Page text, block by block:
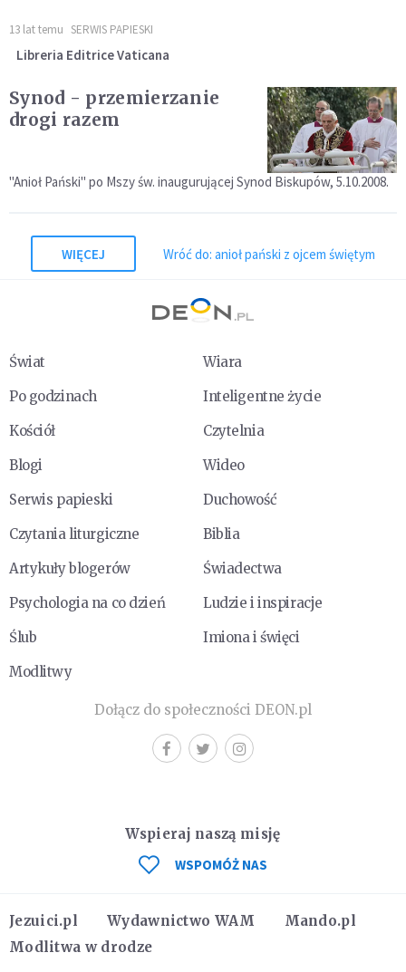
13 lat temu SERWIS PAPIESKI
Libreria Editrice Vaticana
Synod - przemierzanie
drogi razem
"Anioł Pański" po Mszy św. inaugurującej Synod Biskupów, 5.10.2008.
WIĘCEJ Wróć do: anioł pański z ojcem świętym
Świat
Wiara
Po godzinach
Inteligentne życie
Kościół
Czytelnia
Blogi
Wideo
Serwis papieski
Duchowość
Czytania liturgiczne
Biblia
Artykuły blogerów
Świadectwa
Psychologia na co dzień
Ludzie i inspiracje
Ślub
Imiona i święci
Modlitwy
Dołącz do społeczności DEON.pl
Jezuici.pl Wydawnictwo WAM
Mando.pl
Modlitwa w drodze
Wspieraj naszą misję
WSPOMÓŻ NAS